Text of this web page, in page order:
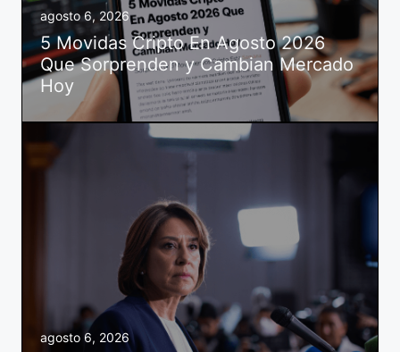
agosto 6, 2026
5 Movidas Cripto En Agosto 2026
Que Sorprenden y Cambian Mercado
Hoy
agosto 6, 2026